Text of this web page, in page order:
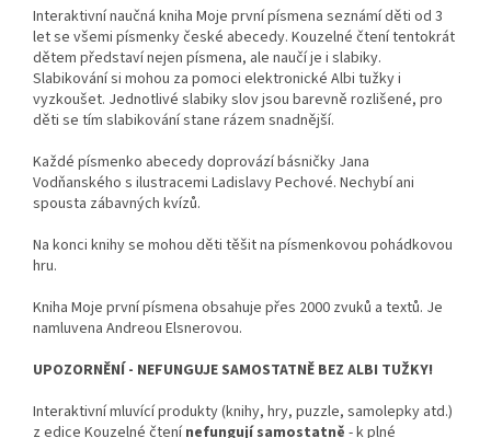
Interaktivní naučná kniha Moje první písmena seznámí děti od 3
let se všemi písmenky české abecedy. Kouzelné čtení tentokrát
dětem představí nejen písmena, ale naučí je i slabiky.
Slabikování si mohou za pomoci elektronické Albi tužky i
vyzkoušet. Jednotlivé slabiky slov jsou barevně rozlišené, pro
děti se tím slabikování stane rázem snadnější.
Každé písmenko abecedy doprovází básničky Jana
Vodňanského s ilustracemi Ladislavy Pechové. Nechybí ani
spousta zábavných kvízů.
Na konci knihy se mohou děti těšit na písmenkovou pohádkovou
hru.
Kniha Moje první písmena obsahuje přes 2000 zvuků a textů. Je
namluvena Andreou Elsnerovou.
UPOZORNĚNÍ - NEFUNGUJE SAMOSTATNĚ BEZ ALBI TUŽKY!
Interaktivní mluvící produkty (knihy, hry, puzzle, samolepky atd.)
z edice Kouzelné čtenínefungují samostatně - k plné